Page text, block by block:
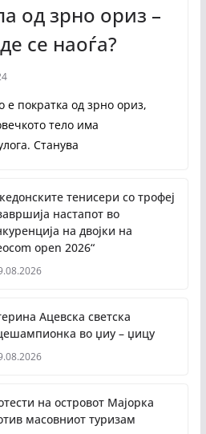
од зрно ориз –
се наоѓа?
е пократка од зрно ориз,
тело има
Станува
тенисери со трофеј
настапот во
на двојки на
open 2026“
Ацевска светска
во џиу – џицу
на островот Мајорка
масовниот туризам